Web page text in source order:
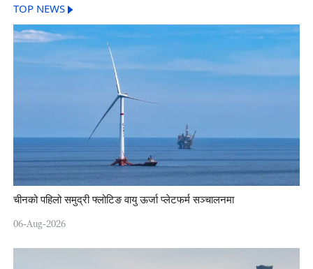
TOP NEWS
चीनको पहिलो समुद्री फ्लोटिङ वायु ऊर्जा प्लेटफर्म सञ्चालनमा
06-Aug-2026